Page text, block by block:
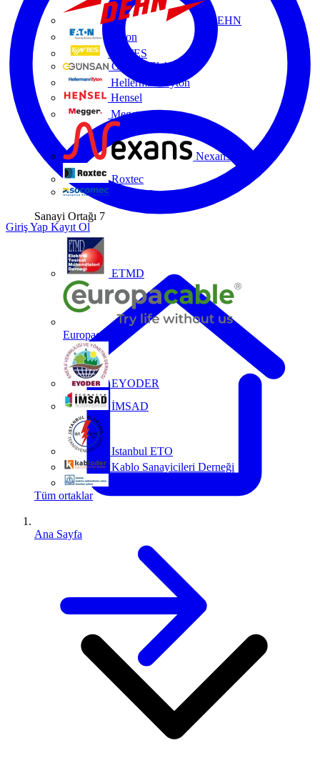
DEHN
Eaton
ENTES
Günsan Elektrik
HellermannTyton
Hensel
Megger
Nexans
Roxtec
Socomec
Sanayi Ortağı 7
ETMD
Europacable
EYODER
İMSAD
Istanbul ETO
Kablo Sanayicileri Derneği
Tüm ortaklar
Giriş Yap Kayıt Ol
Ana Sayfa